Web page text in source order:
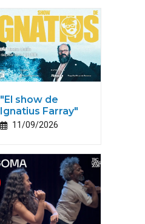
"El show de
Ignatius Farray"
11/09/2026